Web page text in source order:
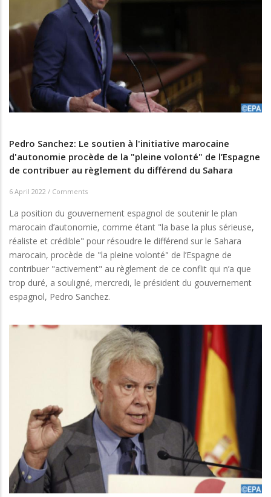
Pedro Sanchez: Le soutien à l'initiative marocaine
d'autonomie procède de la "pleine volonté" de l’Espagne
de contribuer au règlement du différend du Sahara
6 April 2022 / Comments
La position du gouvernement espagnol de soutenir le plan
marocain d’autonomie, comme étant "la base la plus sérieuse,
réaliste et crédible" pour résoudre le différend sur le Sahara
marocain, procède de "la pleine volonté" de l’Espagne de
contribuer "activement" au règlement de ce conflit qui n’a que
trop duré, a souligné, mercredi, le président du gouvernement
espagnol, Pedro Sanchez.